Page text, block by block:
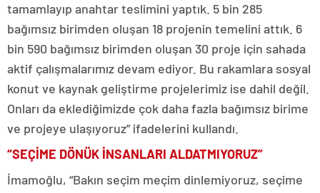
tamamlayıp anahtar teslimini yaptık. 5 bin 285
bağımsız birimden oluşan 18 projenin temelini attık. 6
bin 590 bağımsız birimden oluşan 30 proje için sahada
aktif çalışmalarımız devam ediyor. Bu rakamlara sosyal
konut ve kaynak geliştirme projelerimiz ise dahil değil.
Onları da eklediğimizde çok daha fazla bağımsız birime
ve projeye ulaşıyoruz” ifadelerini kullandı.
“SEÇİME DÖNÜK İNSANLARI ALDATMIYORUZ”
İmamoğlu, “Bakın seçim meçim dinlemiyoruz, seçime